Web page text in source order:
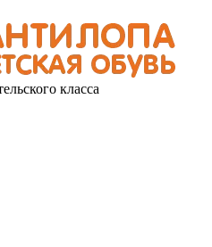
класса